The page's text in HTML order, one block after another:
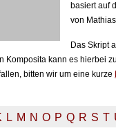
basiert auf
von
Das Skript
Komposita kann es hierbei
bitten wir um eine kurze
L M N O P Q R S T